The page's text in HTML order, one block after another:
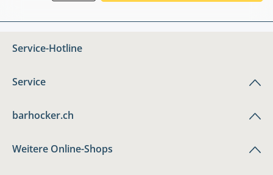
Service-Hotline
Service
barhocker.ch
Weitere Online-Shops